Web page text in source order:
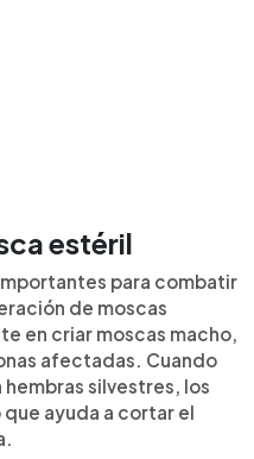
estéril
para combatir
de moscas
en criar moscas macho,
afectadas. Cuando
silvestres, los
ayuda a cortar el